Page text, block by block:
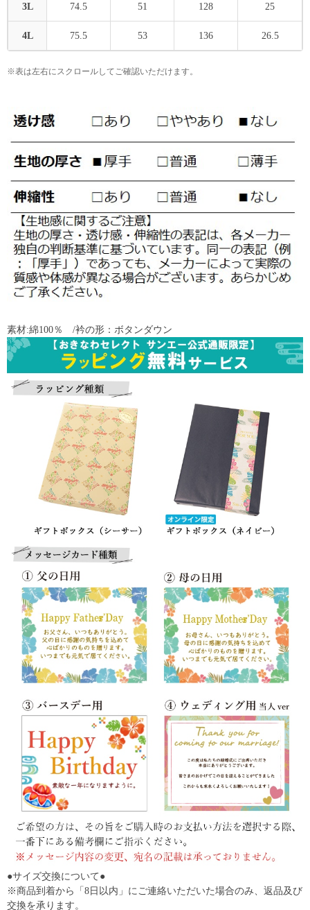
3L 74.5 51 128 25
4L 75.5 53 136 26.5
※表は左右にスクロールしてご確認いただけます。
素材:綿100％ /衿の形：ボタンダウン
●サイズ交換について●
※商品到着から「8日以内」にご連絡いただいた場合のみ、返品及び
交換を承ります。